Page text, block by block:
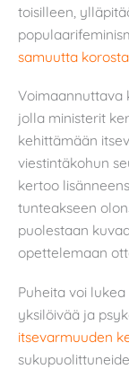
toisilleen,
samuutta
Voimaannuttava
jolla ministerit
kehittämään
viestintäkohun
kertoo
tunteakseen
puolestaan
opettelemaan
Puheita voi
yksilöivää ja
itsevarmuuden